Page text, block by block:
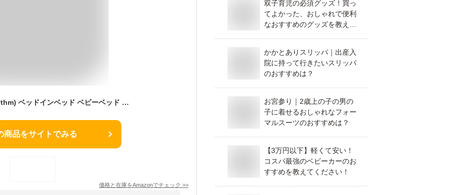
ココリズム (Cocorhythm) ベッドインベッド ベビーベッド クーファン 【現役保育士監修】 ポータブル 折りたたみ式 寝返り防止 新生児 携帯型ベビーベッド (グレー)
商品をサイトでみる
価格と在庫をAmazonでチェック >>
双子育児の必須グッズ！買っ
てよかった、おしゃれで便利
なおすすめのグッズを教え
かかとありスリッパ｜出産入
院に持って行きたいスリッパ
のおすすめは？
お宮参り｜2歳上の子の男の
子に着せるおしゃれなフォー
マルスーツのおすすめは？
【3万円以下】軽くて安い！
コスパ最強のベビーカーのお
すすめを教えてください！